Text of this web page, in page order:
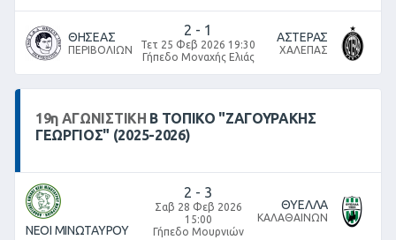
ΘΗΣΕΑΣ
ΠΕΡΙΒΟΛΙΩΝ
2 - 1
Τετ 25 Φεβ 2026 19:30
Γήπεδο Μοναχής Ελιάς
ΑΣΤΕΡΑΣ
ΧΑΛΕΠΑΣ
19η ΑΓΩΝΙΣΤΙΚΉ Β ΤΟΠΙΚΌ "ΖΑΓΟΥΡΑΚΗΣ
ΓΕΩΡΓΙΟΣ" (2025-2026)
ΝΕΟΙ ΜΙΝΩΤΑΥΡΟΥ
2 - 3
Σαβ 28 Φεβ 2026
15:00
Γήπεδο Μουρνιών
ΘΥΕΛΛΑ
ΚΑΛΑΘΑΙΝΩΝ